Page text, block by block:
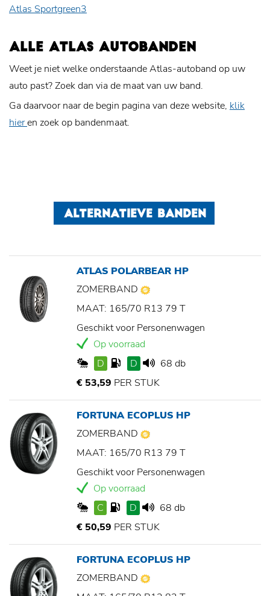
Atlas Sportgreen3
ALLE ATLAS AUTOBANDEN
Weet je niet welke onderstaande Atlas-autoband op uw
auto past? Zoek dan via de maat van uw band.
Ga daarvoor naar de begin pagina van deze website, klik
hieren zoek op bandenmaat.
ALTERNATIEVE BANDEN
ATLAS POLARBEAR HP
ZOMERBAND
MAAT: 165/70 R13 79 T
Geschikt voor Personenwagen
Op voorraad
D
D
68 db
€ 53,59 PER STUK
FORTUNA ECOPLUS HP
ZOMERBAND
MAAT: 165/70 R13 79 T
Geschikt voor Personenwagen
Op voorraad
C
D
68 db
€ 50,59 PER STUK
FORTUNA ECOPLUS HP
ZOMERBAND